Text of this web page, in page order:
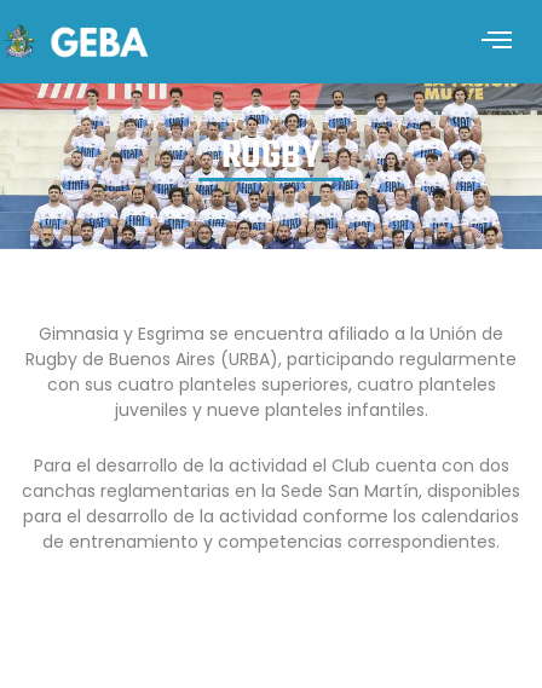
RUGBY
Gimnasia y Esgrima se encuentra afiliado a la Unión de
Rugby de Buenos Aires (URBA), participando regularmente
con sus cuatro planteles superiores, cuatro planteles
juveniles y nueve planteles infantiles.
Para el desarrollo de la actividad el Club cuenta con dos
canchas reglamentarias en la Sede San Martín, disponibles
para el desarrollo de la actividad conforme los calendarios
de entrenamiento y competencias correspondientes.